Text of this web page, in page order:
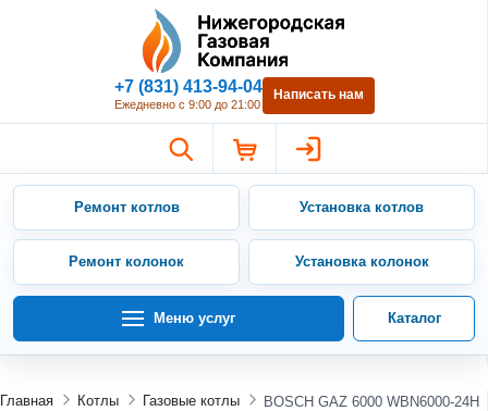
Нижегородская Газовая
+7 (831) 413-94-04
Ежедневно с 9:00 до 21:00
Написать нам
Ремонт котлов Установка котлов
Ремонт колонок Установка колонок
Меню услуг Каталог
Главная Котлы Газовые котлы
BOSCH GAZ 6000 WBN6000-24H